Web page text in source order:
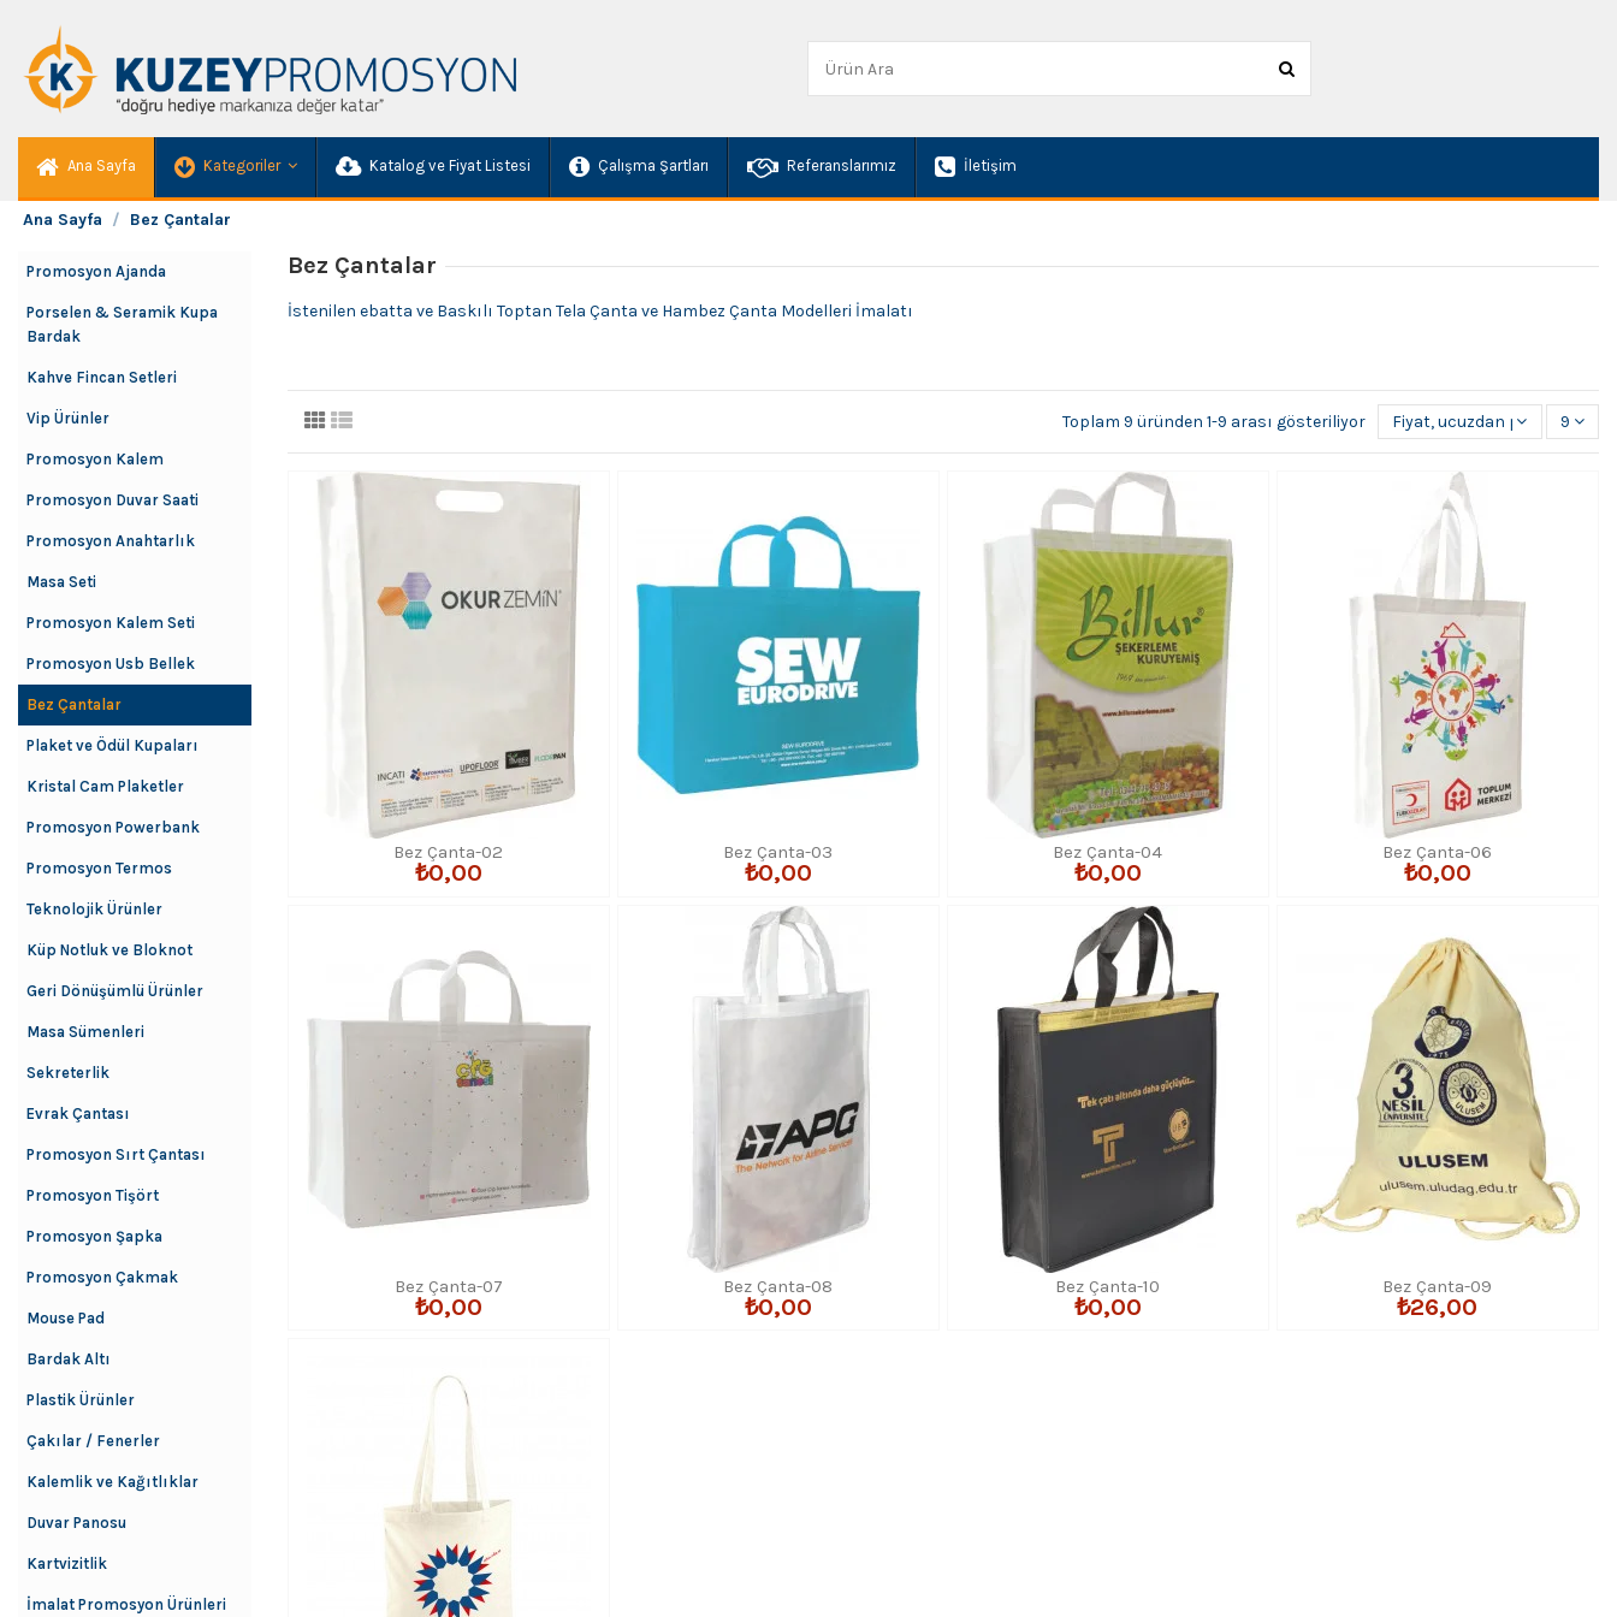
Ana Sayfa Kategoriler Katalog ve Fiyat Listesi Çalışma Şartları Referanslarımız İletişim
Ana Sayfa Bez Çantalar
Bez Çantalar
İstenilen ebatta ve Baskılı Toptan Tela Çanta ve Hambez Çanta Modelleri İmalatı
Toplam 9 üründen 1-9 arası gösteriliyor Fiyat, ucuzdan pahalıya
9
Bez Çanta-02
₺0,00
Bez Çanta-03
₺0,00
Bez Çanta-04
₺0,00
Bez Çanta-06
₺0,00
Bez Çanta-07
₺0,00
Bez Çanta-08
₺0,00
Bez Çanta-10
₺0,00
Bez Çanta-09
₺26,00
Promosyon Ajanda
Porselen & Seramik Kupa
Bardak
Kahve Fincan Setleri
Vip Ürünler
Promosyon Kalem
Promosyon Duvar Saati
Promosyon Anahtarlık
Masa Seti
Promosyon Kalem Seti
Promosyon Usb Bellek
Bez Çantalar
Plaket ve Ödül Kupaları
Kristal Cam Plaketler
Promosyon Powerbank
Promosyon Termos
Teknolojik Ürünler
Küp Notluk ve Bloknot
Geri Dönüşümlü Ürünler
Masa Sümenleri
Sekreterlik
Evrak Çantası
Promosyon Sırt Çantası
Promosyon Tişört
Promosyon Şapka
Promosyon Çakmak
Mouse Pad
Bardak Altı
Plastik Ürünler
Çakılar / Fenerler
Kalemlik ve Kağıtlıklar
Duvar Panosu
Kartvizitlik
İmalat Promosyon Ürünleri